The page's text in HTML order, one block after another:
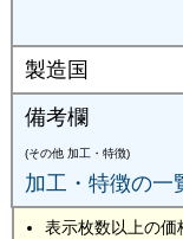
製造国
備考欄
(その他 加工・特徴)
加工・特徴の一
表示枚数以上の価